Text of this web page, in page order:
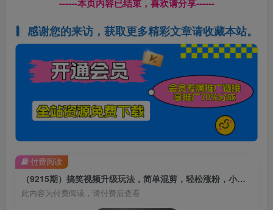
------本页内容已结束，喜欢请分享------
感谢您的来访，获取更多精彩文章请收藏本站。
（9215期）搞笑视频升级玩法，简单混剪，轻松涨粉，小白也能上手，日入1000+教程+素材
此内容为付费阅读，请付费后查看
付费阅读